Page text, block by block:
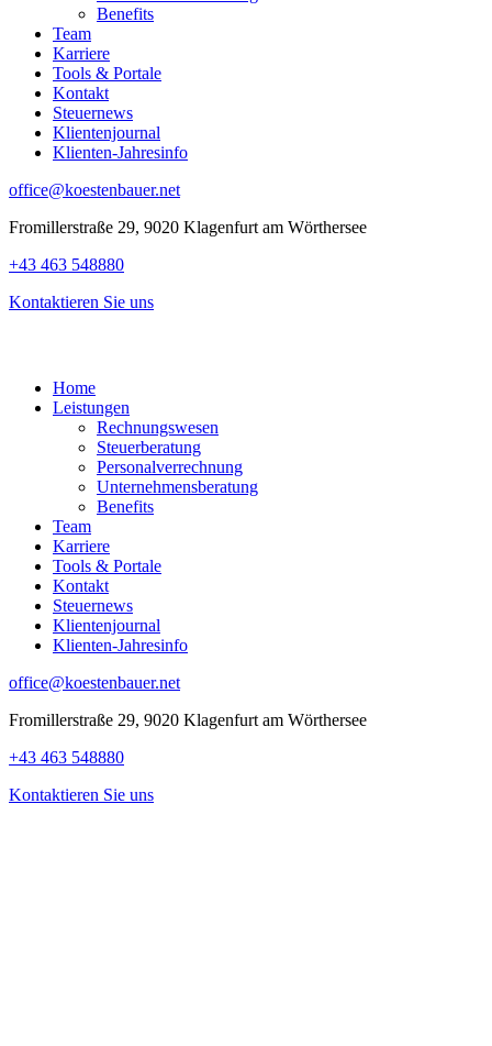
Benefits
Team
Karriere
Tools & Portale
Kontakt
Steuernews
Klientenjournal
Klienten-Jahresinfo
office@koestenbauer.net
Fromillerstraße 29, 9020 Klagenfurt am Wörthersee
+43 463 548880
Kontaktieren Sie uns
Home
Leistungen
Rechnungswesen
Steuerberatung
Personalverrechnung
Unternehmensberatung
Benefits
Team
Karriere
Tools & Portale
Kontakt
Steuernews
Klientenjournal
Klienten-Jahresinfo
office@koestenbauer.net
Fromillerstraße 29, 9020 Klagenfurt am Wörthersee
+43 463 548880
Kontaktieren Sie uns